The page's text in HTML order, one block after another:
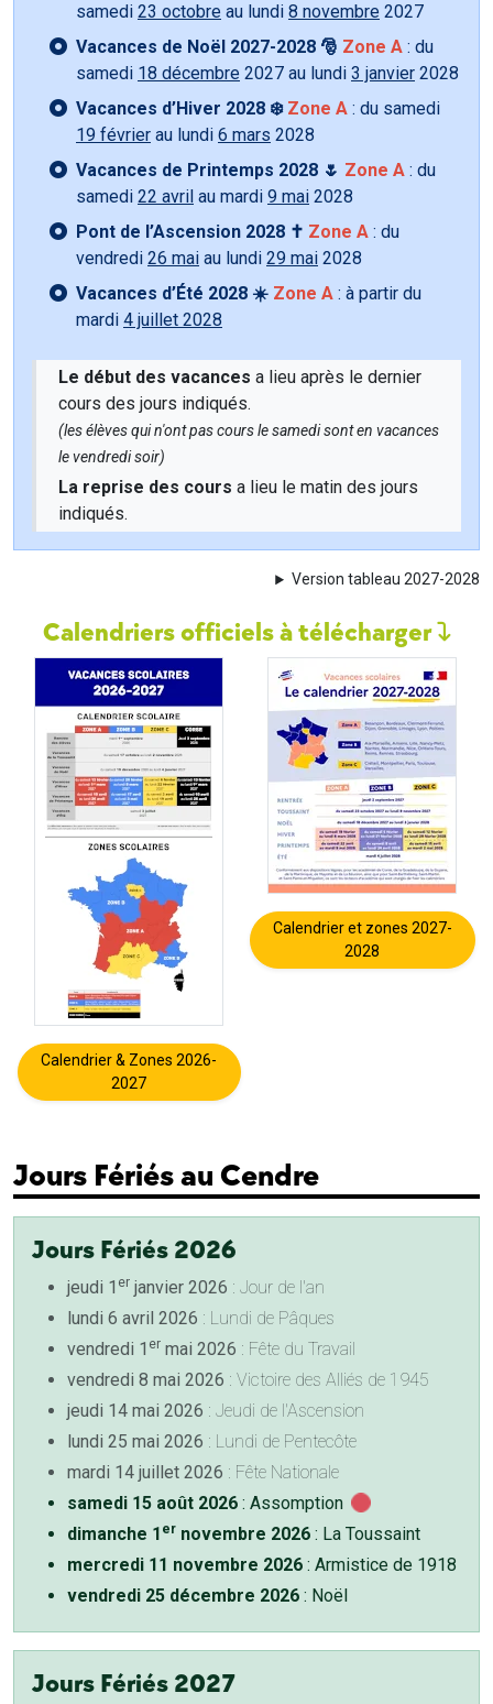
samedi 23 octobre au lundi 8 novembre 2027
Vacances de Noël 2027-2028 🎅 Zone A : du
samedi 18 décembre 2027 au lundi 3 janvier 2028
Vacances d’Hiver 2028 ❄️ Zone A : du samedi
19 février au lundi 6 mars 2028
Vacances de Printemps 2028 🌷 Zone A : du
samedi 22 avril au mardi 9 mai 2028
Pont de l’Ascension 2028 ✝️ Zone A : du
vendredi 26 mai au lundi 29 mai 2028
Vacances d’Été 2028 ☀️ Zone A : à partir du
mardi 4 juillet 2028
Le début des vacances a lieu après le dernier
cours des jours indiqués.
(les élèves qui n'ont pas cours le samedi sont en vacances
le vendredi soir)
La reprise des cours a lieu le matin des jours
indiqués.
Version tableau 2027-2028
Calendriers officiels à télécharger
Calendrier & Zones 2026-
2027
Calendrier et zones 2027-
2028
Jours Fériés au Cendre
Jours Fériés 2026
jeudi 1 er janvier 2026 : Jour de l'an
lundi 6 avril 2026 : Lundi de Pâques
vendredi 1 er mai 2026 : Fête du Travail
vendredi 8 mai 2026 : Victoire des Alliés de 1945
jeudi 14 mai 2026 : Jeudi de l'Ascension
lundi 25 mai 2026 : Lundi de Pentecôte
mardi 14 juillet 2026 : Fête Nationale
samedi 15 août 2026 : Assomption
dimanche 1 er novembre 2026 : La Toussaint
mercredi 11 novembre 2026 : Armistice de 1918
vendredi 25 décembre 2026 : Noël
Jours Fériés 2027